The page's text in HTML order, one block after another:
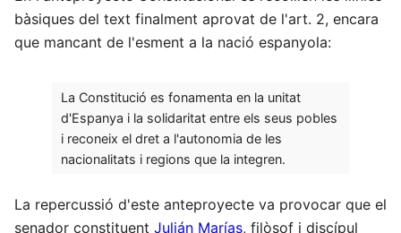
bàsiques del text finalment aprovat de l'art. 2, encara
que mancant de l'esment a la nació espanyola:
La Constitució es fonamenta en la unitat
d'Espanya i la solidaritat entre els seus pobles
i reconeix el dret a l'autonomia de les
nacionalitats i regions que la integren.
La repercussió d'este anteproyecte va provocar que el
senador constituent Julián Marías, filòsof i discípul